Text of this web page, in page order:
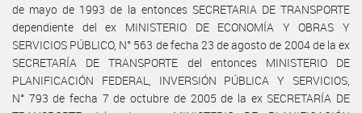
de mayo de 1993 de la entonces SECRETARIA DE TRANSPORTE
dependiente del ex MINISTERIO DE ECONOMÍA Y OBRAS Y
SERVICIOS PÚBLICO, N° 563 de fecha 23 de agosto de 2004 de la ex
SECRETARÍA DE TRANSPORTE del entonces MINISTERIO DE
PLANIFICACIÓN FEDERAL, INVERSIÓN PÚBLICA Y SERVICIOS,
N° 793 de fecha 7 de octubre de 2005 de la ex SECRETARÍA DE